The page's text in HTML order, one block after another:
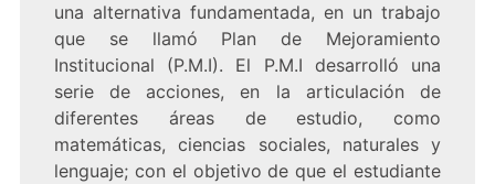
una alternativa fundamentada, en un trabajo
que se llamó Plan de Mejoramiento
Institucional (P.M.I). El P.M.I desarrolló una
serie de acciones, en la articulación de
diferentes áreas de estudio, como
matemáticas, ciencias sociales, naturales y
lenguaje; con el objetivo de que el estudiante